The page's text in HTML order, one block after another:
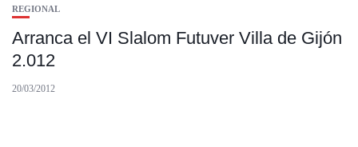
REGIONAL
Arranca el VI Slalom Futuver Villa de Gijón
2.012
20/03/2012